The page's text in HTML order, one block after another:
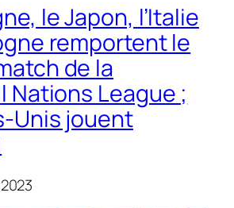
le Japon, l’Italie
remportent le
de la
Nations League ;
Unis jouent